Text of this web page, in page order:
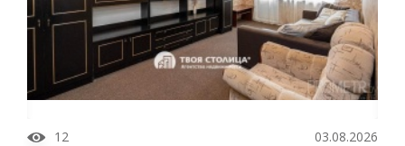
12 03.08.2026